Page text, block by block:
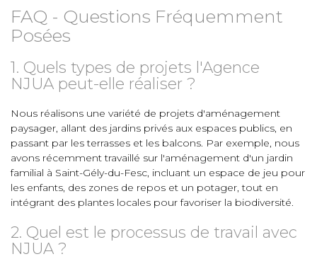
FAQ - Questions Fréquemment
Posées
1. Quels types de projets l'Agence
NJUA peut-elle réaliser ?
Nous réalisons une variété de projets d'aménagement
paysager, allant des jardins privés aux espaces publics, en
passant par les terrasses et les balcons. Par exemple, nous
avons récemment travaillé sur l'aménagement d'un jardin
familial à Saint-Gély-du-Fesc, incluant un espace de jeu pour
les enfants, des zones de repos et un potager, tout en
intégrant des plantes locales pour favoriser la biodiversité.
2. Quel est le processus de travail avec
NJUA ?